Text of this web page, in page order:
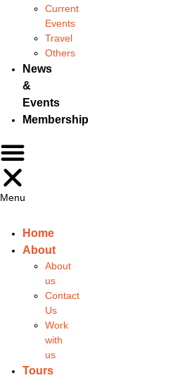
Current
Events
Travel
Others
News
&
Events
Membership
Menu
Home
About
About
us
Contact
Us
Work
with
us
Tours